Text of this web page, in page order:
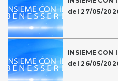
del 27/05/
INSIEME CON
del 26/05/